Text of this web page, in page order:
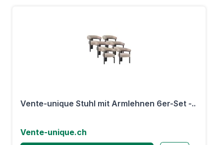
Vente-unique Stuhl mit Armlehnen 6er-Set -..
Vente-unique.ch